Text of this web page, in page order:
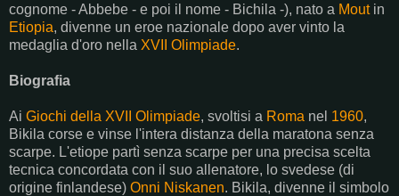
cognome - Abbebe - e poi il nome - Bichila -), nato a Moutin
Etiopia, divenne un eroe nazionale dopo aver vinto la
medaglia d'oro nella XVII Olimpiade.
Biografia
Ai Giochi della XVII Olimpiade, svoltisi a Roma nel 1960,
Bikila corse e vinse l'intera distanza della maratona senza
scarpe. L'etiope partì senza scarpe per una precisa scelta
tecnica concordata con il suo allenatore, lo svedese (di
origine finlandese) Onni Niskanen. Bikila, divenne il simbolo